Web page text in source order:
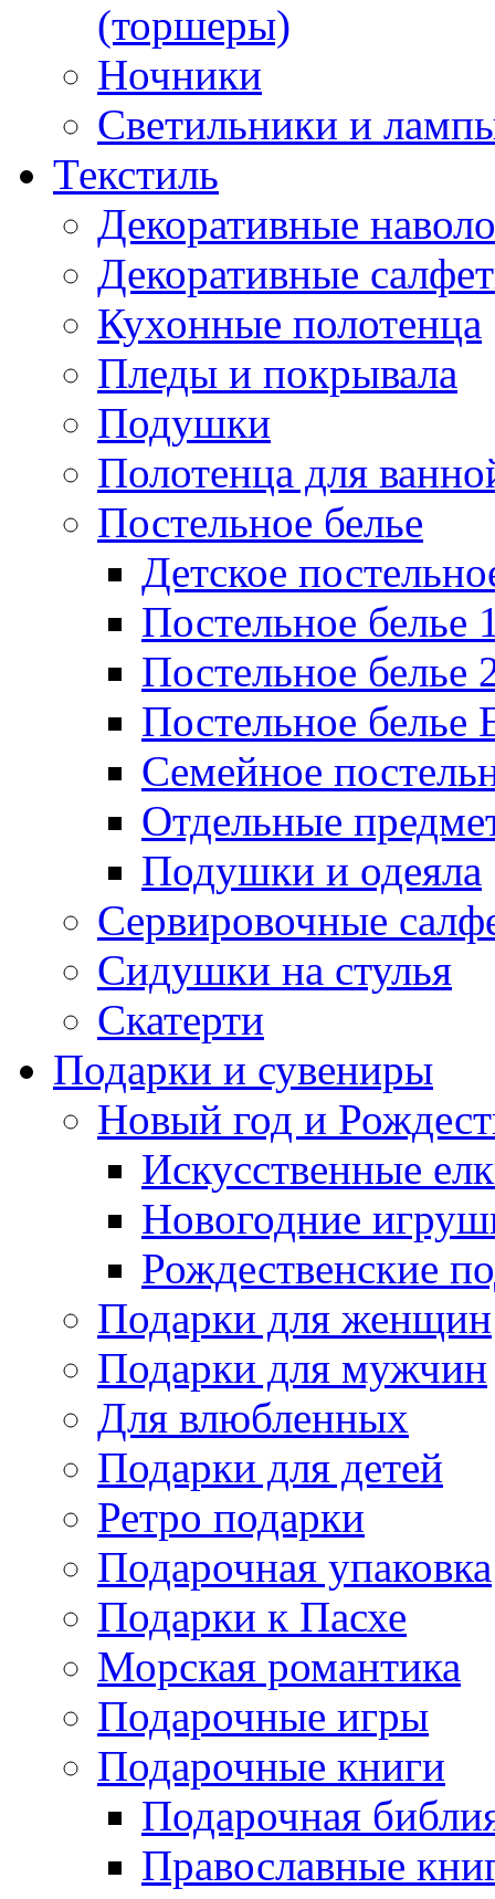
(торшеры)
Ночники
Светильники и
Текстиль
Декоративные
Декоративные
Кухонные полотенца
Пледы и покрывала
Подушки
Полотенца для
Постельное белье
Детское
Постельное белье
Постельное белье
Постельное белье
Семейное
Отдельные
Подушки и одеяла
Сервировочные
Сидушки на стулья
Скатерти
Подарки и сувениры
Новый год и
Искусственные
Новогодние
Рождественские
Подарки для женщин
Подарки для мужчин
Для влюбленных
Подарки для детей
Ретро подарки
Подарочная упаковка
Подарки к Пасхе
Морская романтика
Подарочные игры
Подарочные книги
Подарочная
Православные